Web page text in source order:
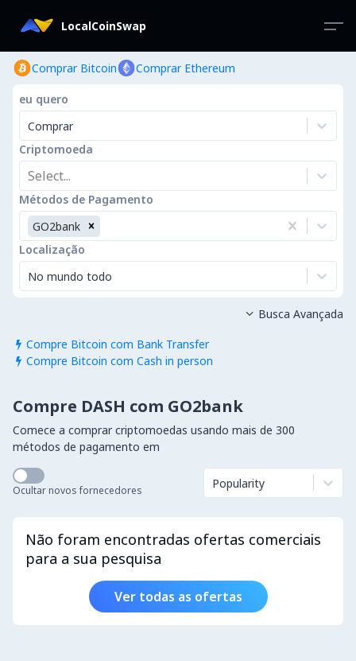
LocalCoinSwap
Comprar Bitcoin Comprar Ethereum
eu quero
Comprar
Criptomoeda
Select...
Métodos de Pagamento
GO2bank
Localização
No mundo todo
 Compre Bitcoin com Bank Transfer
 Compre Bitcoin com Cash in person
 Busca Avançada
Compre DASH com GO2bank
Comece a comprar criptomoedas usando mais de 300
métodos de pagamento em
Ocultar novos fornecedores Popularity
Não foram encontradas ofertas comerciais
para a sua pesquisa
Ver todas as ofertas